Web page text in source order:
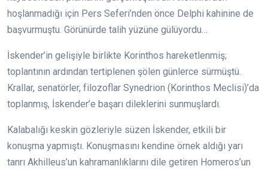
hoşlanmadığı için Pers Seferi’nden önce Delphi kahinine de
başvurmuştu. Görünürde talih yüzüne gülüyordu…
İskender’in gelişiyle birlikte Korinthos hareketlenmiş;
toplantının ardından tertiplenen şölen günlerce sürmüştü.
Krallar, senatörler, filozoflar Synedrion (Korinthos Meclisi)’da
toplanmış, İskender’e başarı dileklerini sunmuşlardı.
Kalabalığı keskin gözleriyle süzen İskender, etkili bir
konuşma yapmıştı. Konuşmasını kendine örnek aldığı yarı
tanrı Akhilleus’un kahramanlıklarını dile getiren Homeros’un